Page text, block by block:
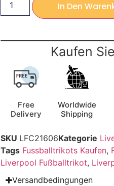
In Den
Kaufen
Free
Delivery
Worldwide
Shipping
SKU LFC21606Kategorie
Tags Fussballtrikots Kaufen,
Liverpool Fußballtrikot,
Versandbedingungen